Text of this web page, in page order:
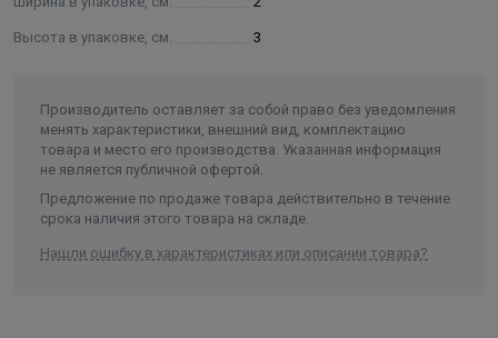
Высота в упаковке, см. 3
Производитель оставляет за собой право без уведомления
менять характеристики, внешний вид, комплектацию
товара и место его производства. Указанная информация
не является публичной офертой.
Предложение по продаже товара действительно в течение
срока наличия этого товара на складе.
Нашли ошибку в характеристиках или описании товара?